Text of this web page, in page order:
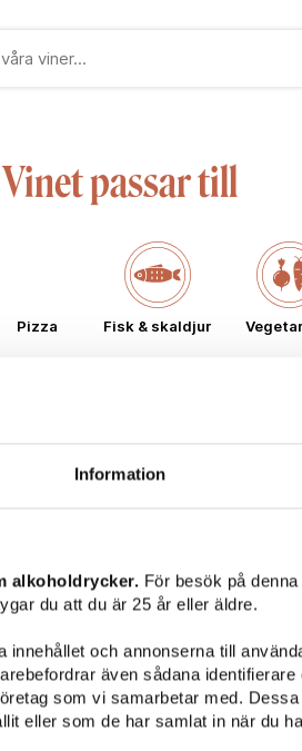
Information
alkoholdrycker. För besök på
du att du är 25 år eller äldre.
och annonserna till
även sådana
som vi samarbetar med.
eller som de har samlat in när du
Vinet passar till
Pizza Fisk & skaldjur
Mommessin